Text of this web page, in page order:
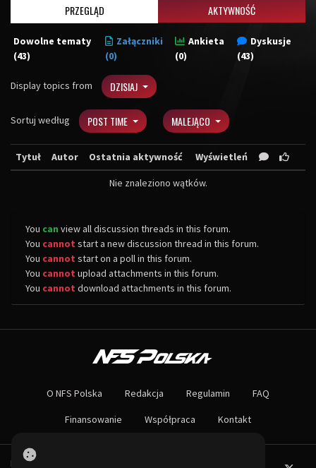
PRZEGLĄD AKTYWNOŚĆ
Dowolne tematy
(43)
Załączniki
(0)
Ankieta
(0)
Dyskusje
(43)
Display topics from DZISIAJ
Sortuj według POST TIME MALEJĄCO
Tytuł Autor Ostatnia aktywność Wyświetleń
Nie znaleziono wątków.
You can view all discussion threads in this forum.
You cannot start a new discussion thread in this forum.
You cannot start on a poll in this forum.
You cannot upload attachments in this forum.
You cannot download attachments in this forum.
Największa społeczność Need for Speed w Polsce! Znajdziesz u nas
Nie czekaj dłużej - wstąp do naszej społeczności! Czekamy na ciebie!
O NFS Polska Redakcja Regulamin FAQ
Finansowanie Współpraca Kontakt
Powered by PHP-Fusion.